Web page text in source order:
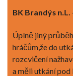
BK Brandýs n.L.
Úplně jiný
hráčům,že do
rozcvičení
a měli utkání